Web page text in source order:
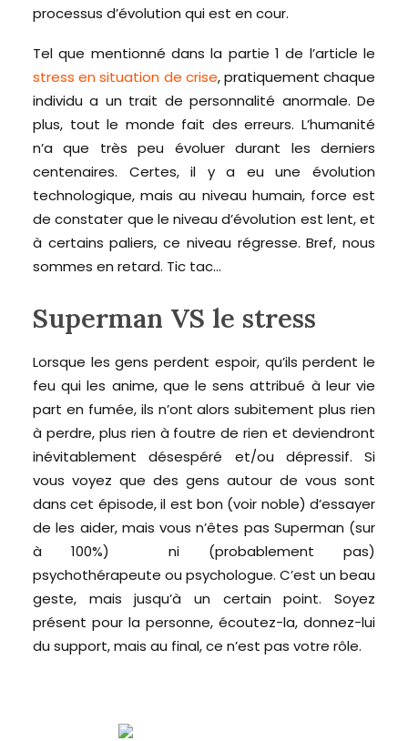
processus d’évolution qui est en cour.
Tel que mentionné dans la partie 1 de l’article le
stress en situation de crise, pratiquement chaque
individu a un trait de personnalité anormale. De
plus, tout le monde fait des erreurs. L’humanité
n’a que très peu évoluer durant les derniers
centenaires. Certes, il y a eu une évolution
technologique, mais au niveau humain, force est
de constater que le niveau d’évolution est lent, et
à certains paliers, ce niveau régresse. Bref, nous
sommes en retard. Tic tac…
Superman VS le stress
Lorsque les gens perdent espoir, qu’ils perdent le
feu qui les anime, que le sens attribué à leur vie
part en fumée, ils n’ont alors subitement plus rien
à perdre, plus rien à foutre de rien et deviendront
inévitablement désespéré et/ou dépressif. Si
vous voyez que des gens autour de vous sont
dans cet épisode, il est bon (voir noble) d’essayer
de les aider, mais vous n’êtes pas Superman (sur
à 100%) ni (probablement pas)
psychothérapeute ou psychologue. C’est un beau
geste, mais jusqu’à un certain point. Soyez
présent pour la personne, écoutez-la, donnez-lui
du support, mais au final, ce n’est pas votre rôle.